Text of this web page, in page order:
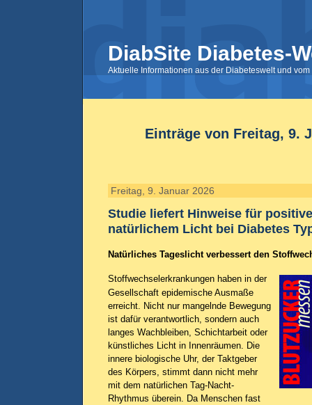
DiabSite Diabetes-
Aktuelle Informationen aus der Diabeteswelt und
Einträge von Freitag, 9.
Freitag, 9. Januar 2026
Studie liefert Hinweise für
natürlichem Licht bei Diabetes
Natürliches Tageslicht verbessert den
Stoffwechselerkrankungen haben in der
Gesellschaft epidemische Ausmaße
erreicht. Nicht nur mangelnde Bewegung
ist dafür verantwortlich, sondern auch
langes Wachbleiben, Schichtarbeit oder
künstliches Licht in Innenräumen. Die
innere biologische Uhr, der Taktgeber
des Körpers, stimmt dann nicht mehr
mit dem natürlichen Tag-Nacht-
Rhythmus überein. Da Menschen fast